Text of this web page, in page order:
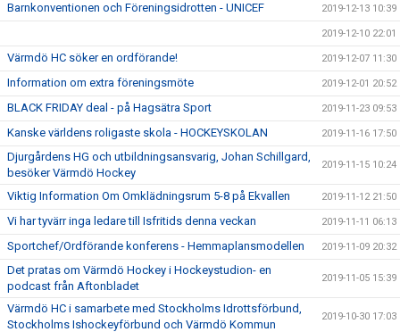
Barnkonventionen och Föreningsidrotten - UNICEF 2019-12-13 10:39
2019-12-10 22:01
Värmdö HC söker en ordförande! 2019-12-07 11:30
Information om extra föreningsmöte 2019-12-01 20:52
BLACK FRIDAY deal - på Hagsätra Sport 2019-11-23 09:53
Kanske världens roligaste skola - HOCKEYSKOLAN 2019-11-16 17:50
Djurgårdens HG och utbildningsansvarig, Johan Schillgard,
besöker Värmdö Hockey
2019-11-15 10:24
Viktig Information Om Omklädningsrum 5-8 på Ekvallen 2019-11-12 21:50
Vi har tyvärr inga ledare till Isfritids denna veckan 2019-11-11 06:13
Sportchef/Ordförande konferens - Hemmaplansmodellen 2019-11-09 20:32
Det pratas om Värmdö Hockey i Hockeystudion- en
podcast från Aftonbladet
2019-11-05 15:39
Värmdö HC i samarbete med Stockholms Idrottsförbund,
Stockholms Ishockeyförbund och Värmdö Kommun
2019-10-30 17:03